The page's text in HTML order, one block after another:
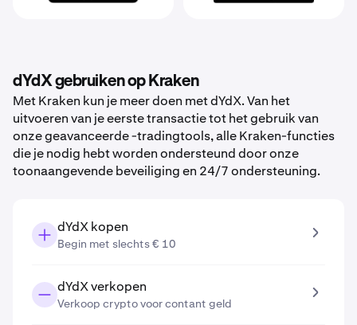
dYdX gebruiken op Kraken
Met Kraken kun je meer doen met dYdX. Van het
uitvoeren van je eerste transactie tot het gebruik van
onze geavanceerde -tradingtools, alle Kraken-functies
die je nodig hebt worden ondersteund door onze
toonaangevende beveiliging en 24/7 ondersteuning.
dYdX kopen
Begin met slechts € 10
dYdX verkopen
Verkoop crypto voor contant geld